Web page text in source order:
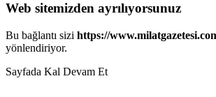
Web sitemizden ayrılıyorsunuz
Bu bağlantı sizi https://
yönlendiriyor.
Sayfada Kal Devam Et